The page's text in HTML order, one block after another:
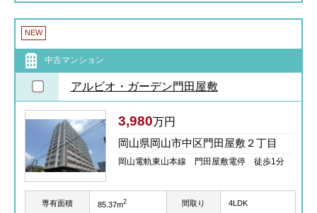
NEW
中古マンション
アルビオ・ガーデン門田屋敷
3,980万円
岡山県岡山市中区門田屋敷２丁目
岡山電軌東山本線 門田屋敷電停 徒歩1分
専有面積 85.37m2 間取り 4LDK